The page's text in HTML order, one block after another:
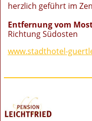
herzlich geführt im
Entfernung vom
Richtung Südosten
www.stadthotel-